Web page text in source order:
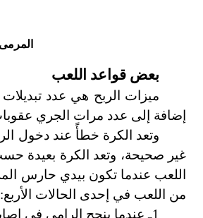
المرمى
بعض قواعد اللعب
ميزات الربح هي عدد
إضافة إلى عدد مرات الجري
وتعد الكرة خطأً عند دخول
غير صحيحة، وتعد الكرة بعيدة
اللعب عندما تكون بيدي حارس
من اللعب في إحدى الحالات الأربع:
1ـ عندما ينجح الرامي في إصابة المرمى وإسقاط عصا واحدة على الأقل.